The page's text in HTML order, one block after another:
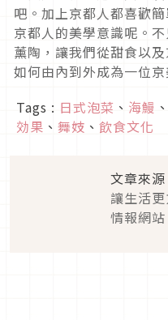
吧。加上京都人都喜歡
京都人的美學意識呢。
薰陶，讓我們從甜食以
如何由內到外成為一位京
Tags : 日式泡菜 、 海鰻 、
効果 、 舞妓 、 飲食文化
文章來源
讓生活更方
網站。